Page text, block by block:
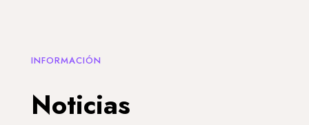
INFORMACIÓN
Noticias